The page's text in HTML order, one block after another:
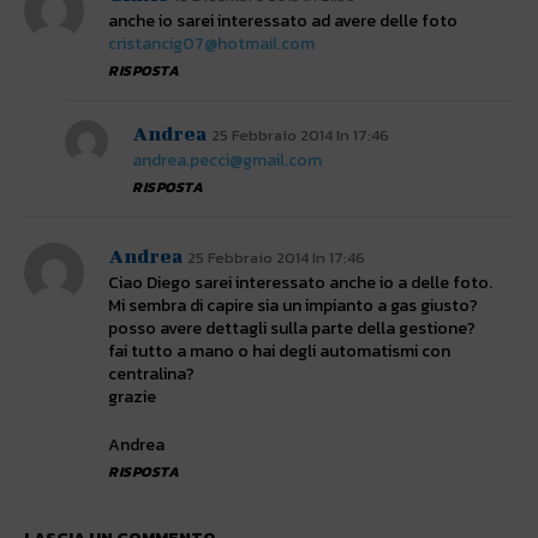
anche io sarei interessato ad avere delle foto
cristancig07@hotmail.com
RISPOSTA
Andrea 25 Febbraio 2014 In 17:46
andrea.pecci@gmail.com
RISPOSTA
Andrea 25 Febbraio 2014 In 17:46
Ciao Diego sarei interessato anche io a delle foto.
Mi sembra di capire sia un impianto a gas giusto?
posso avere dettagli sulla parte della gestione?
fai tutto a mano o hai degli automatismi con
centralina?
grazie
Andrea
RISPOSTA